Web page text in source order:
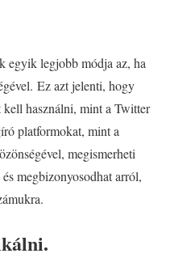
egyik legjobb módja az, ha
Ez azt jelenti, hogy
használni, mint a Twitter
platformokat, mint a
megismerheti
megbizonyosodhat arról,